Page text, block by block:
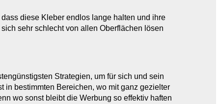
diese Kleber endlos lange halten und ihre
sehr schlecht von allen Oberflächen lösen
Strategien, um für sich und sein
in bestimmten Bereichen, wo mit ganz gezielter
wo sonst bleibt die Werbung so effektiv haften